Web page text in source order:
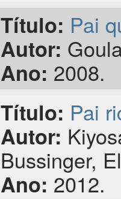
Título: Pai
Autor:
Ano: 2008.
Título: Pai
Autor:
Bussinger,
Ano: 2012.